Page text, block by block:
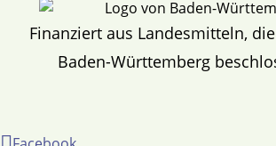
Finanziert aus Landesmitteln,
Baden-Württemberg